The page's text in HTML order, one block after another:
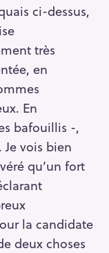
ci-dessus,
très
en
En
bafouillis -,
vois bien
qu’un fort
la candidate
deux choses